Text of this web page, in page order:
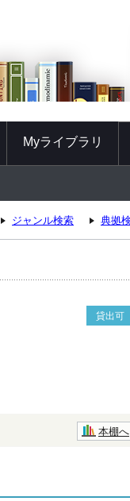
Myライブラリ
ジャンル検索 典拠
貸出可
本棚へ